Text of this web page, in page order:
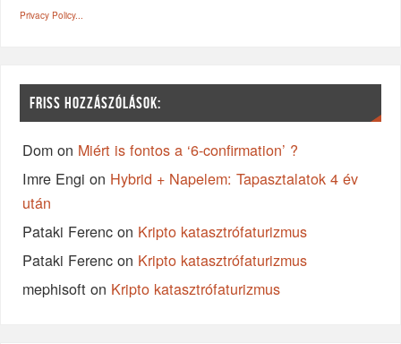
Privacy Policy...
FRISS HOZZÁSZÓLÁSOK:
Dom on Miért is fontos a ‘6-confirmation’ ?
Imre Engi on Hybrid + Napelem: Tapasztalatok 4 év
után
Pataki Ferenc on Kripto katasztrófaturizmus
Pataki Ferenc on Kripto katasztrófaturizmus
mephisoft on Kripto katasztrófaturizmus